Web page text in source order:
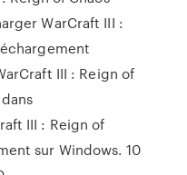
WarCraft III :
III : Reign of
III : Reign of
sur Windows. 10